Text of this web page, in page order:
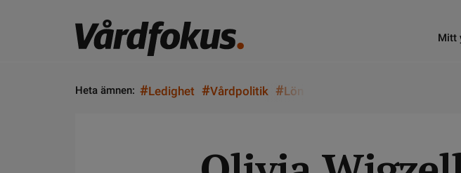
Mitt
Heta ämnen: #Ledighet #Vårdpolitik #Lön